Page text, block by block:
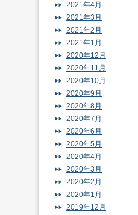
2021年4月
2021年3月
2021年2月
2021年1月
2020年12月
2020年11月
2020年10月
2020年9月
2020年8月
2020年7月
2020年6月
2020年5月
2020年4月
2020年3月
2020年2月
2020年1月
2019年12月